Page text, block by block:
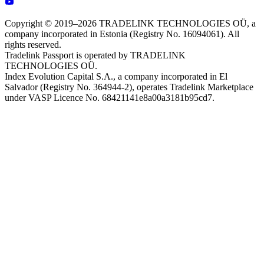
Copyright © 2019–2026 TRADELINK TECHNOLOGIES OÜ, a
company incorporated in Estonia (Registry No. 16094061). All
rights reserved.
Tradelink Passport is operated by TRADELINK
TECHNOLOGIES OÜ.
Index Evolution Capital S.A., a company incorporated in El
Salvador (Registry No. 364944-2), operates Tradelink Marketplace
under VASP Licence No. 68421141e8a00a3181b95cd7.